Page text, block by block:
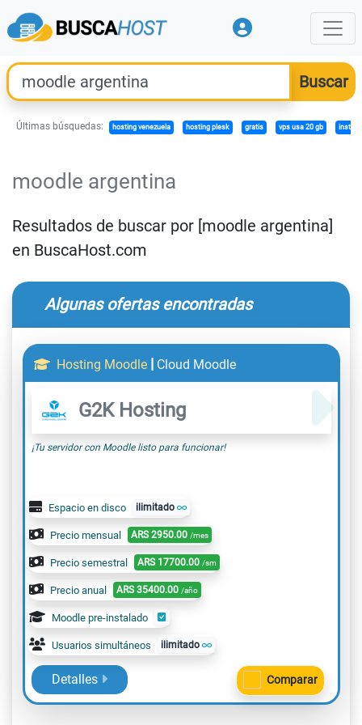
Últimas búsquedas: hosting venezuela hosting plesk gratis vps usa 20 gb
moodle argentina
Resultados de buscar por [moodle argentina]
en BuscaHost.com
Algunas ofertas encontradas
Hosting Moodle | Cloud Moodle
G2K Hosting
¡Tu servidor con Moodle listo para funcionar!
Espacio en disco ilimitado
Precio mensual ARS 2950.00 /mes
Precio semestral ARS 17700.00 /sm
Precio anual ARS 35400.00 /año
Moodle pre-instalado
Usuarios simultáneos ilimitado
Detalles Comparar